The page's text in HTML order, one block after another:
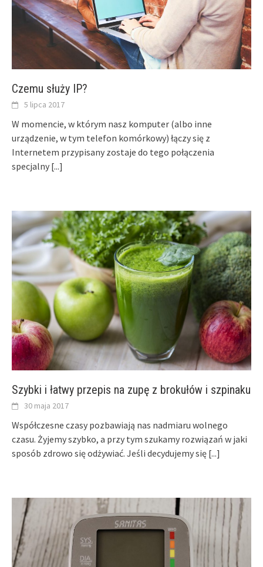
Czemu służy IP?
5 lipca 2017
W momencie, w którym nasz komputer (albo inne
urządzenie, w tym telefon komórkowy) łączy się z
Internetem przypisany zostaje do tego połączenia
specjalny [...]
Szybki i łatwy przepis na zupę z brokułów i szpinaku
30 maja 2017
Współczesne czasy pozbawiają nas nadmiaru wolnego
czasu. Żyjemy szybko, a przy tym szukamy rozwiązań w jaki
sposób zdrowo się odżywiać. Jeśli decydujemy się [...]